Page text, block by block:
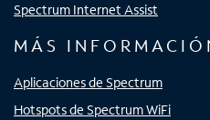
Spectrum Internet Assist
MÁS
Aplicaciones de Spectrum
Hotspots de Spectrum WiFi